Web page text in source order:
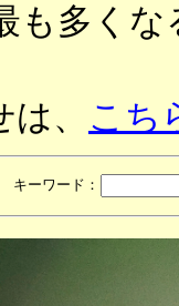
も多く
、 こち
ーワード：